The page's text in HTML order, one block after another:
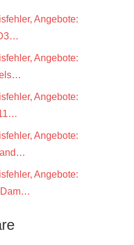
Angebote:
Angebote:
Angebote:
Angebote:
Angebote:
Dam…